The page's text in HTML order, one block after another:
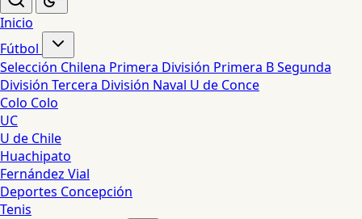
Inicio
Fútbol
Selección Chilena Primera División Primera BSegunda
División Tercera División Naval U de Conce
Colo Colo
UC
U de Chile
Huachipato
Fernández Vial
Deportes Concepción
Tenis